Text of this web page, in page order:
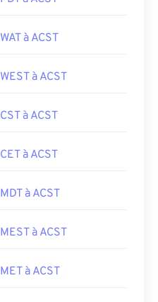
WAT à ACST
WEST à ACST
CST à ACST
CET à ACST
MDT à ACST
MEST à ACST
MET à ACST